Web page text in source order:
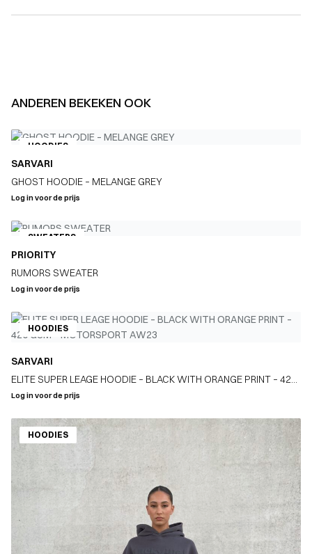
ANDEREN BEKEKEN OOK
HOODIES
SARVARI
GHOST HOODIE – MELANGE GREY
Log in voor de prijs
SWEATERS
PRIORITY
RUMORS SWEATER
Log in voor de prijs
HOODIES
SARVARI
ELITE SUPER LEAGE HOODIE – BLACK WITH ORANGE PRINT – 420
GSM – MOTORSPORT AW23
Log in voor de prijs
HOODIES